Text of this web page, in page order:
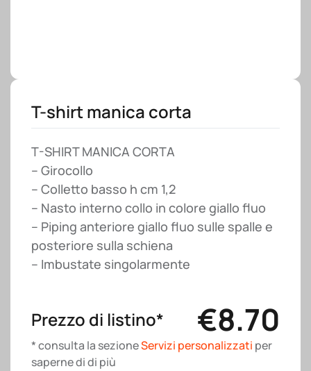
T-shirt manica corta
T-SHIRT MANICA CORTA
– Girocollo
– Colletto basso h cm 1,2
– Nasto interno collo in colore giallo fluo
– Piping anteriore giallo fluo sulle spalle e
posteriore sulla schiena
– Imbustate singolarmente
Prezzo di listino* €8.70
* consulta la sezioneServizi personalizzati per
saperne di di più